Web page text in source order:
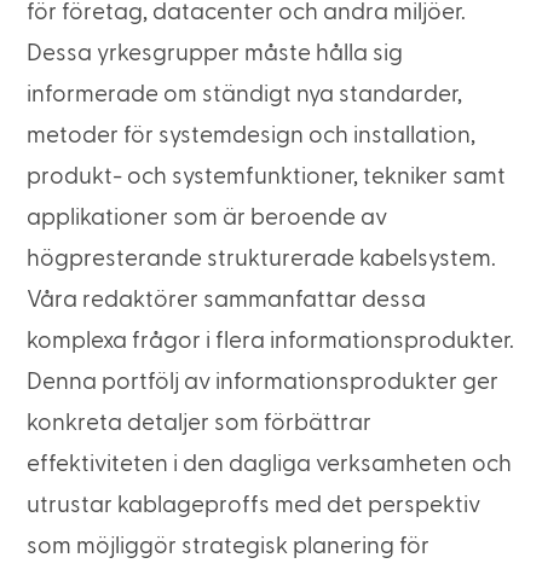
för företag, datacenter och andra miljöer.
Dessa yrkesgrupper måste hålla sig
informerade om ständigt nya standarder,
metoder för systemdesign och installation,
produkt- och systemfunktioner, tekniker samt
applikationer som är beroende av
högpresterande strukturerade kabelsystem.
Våra redaktörer sammanfattar dessa
komplexa frågor i flera informationsprodukter.
Denna portfölj av informationsprodukter ger
konkreta detaljer som förbättrar
effektiviteten i den dagliga verksamheten och
utrustar kablageproffs med det perspektiv
som möjliggör strategisk planering för